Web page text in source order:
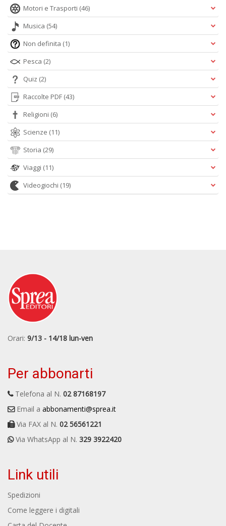
Motori e Trasporti (46)
Musica (54)
Non definita (1)
Pesca (2)
Quiz (2)
Raccolte PDF (43)
Religioni (6)
Scienze (11)
Storia (29)
Viaggi (11)
Videogiochi (19)
Orari: 9/13 - 14/18 lun-ven
Per abbonarti
Telefona al N. 02 87168197
Email a abbonamenti@sprea.it
Via FAX al N. 02 56561221
Via WhatsApp al N. 329 3922420
Link utili
Spedizioni
Come leggere i digitali